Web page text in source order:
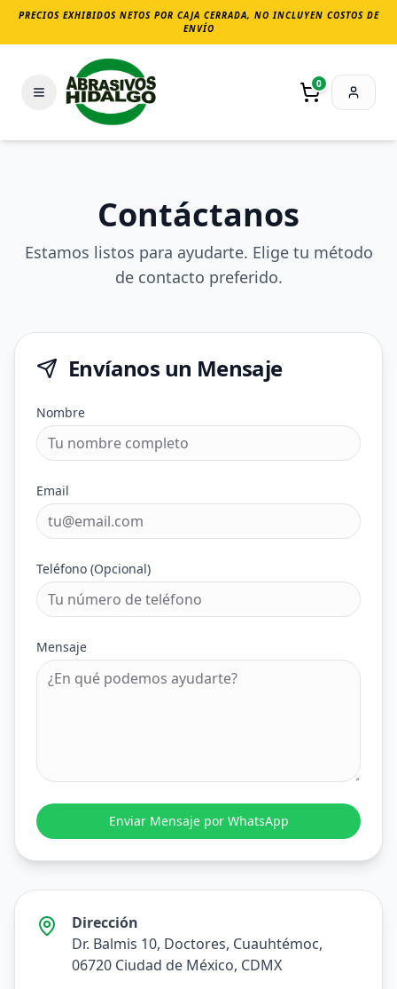
PRECIOS EXHIBIDOS NETOS POR CAJA CERRADA, NO INCLUYEN COSTOS DE
ENVÍO
0
Contáctanos
Estamos listos para ayudarte. Elige tu método
de contacto preferido.
Envíanos un Mensaje
Nombre
Email
Teléfono (Opcional)
Mensaje
Enviar Mensaje por WhatsApp
Dirección
Dr. Balmis 10, Doctores, Cuauhtémoc,
06720 Ciudad de México, CDMX